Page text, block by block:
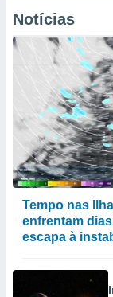
Notícias
Tempo nas
enfrentam
escapa à